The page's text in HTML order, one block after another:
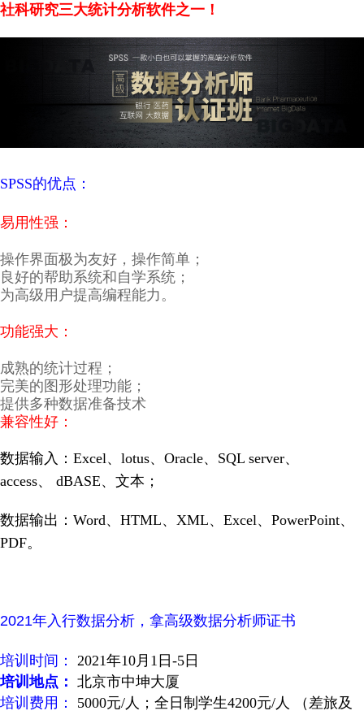
社科研究三大统计分析软件之一！
SPSS的优点：
易用性强：
操作界面极为友好，操作简单；
良好的帮助系统和自学系统；
为高级用户提高编程能力。
功能强大：
成熟的统计过程；
完美的图形处理功能；
提供多种数据准备技术
兼容性好：
数据输入： Excel、 lotus、 Oracle、 SQL server、
access、 dBASE、文本；
数据输出： Word、 HTML、 XML、 Excel、 PowerPoint、
PDF。
2021年入行数据分析，拿高级数据分析师证书
培训时间：
2021年10月1日-5日
培训地点： 北京市中坤大厦
培训费用：
5000元/人；全日制学生4200元/人
（差旅及